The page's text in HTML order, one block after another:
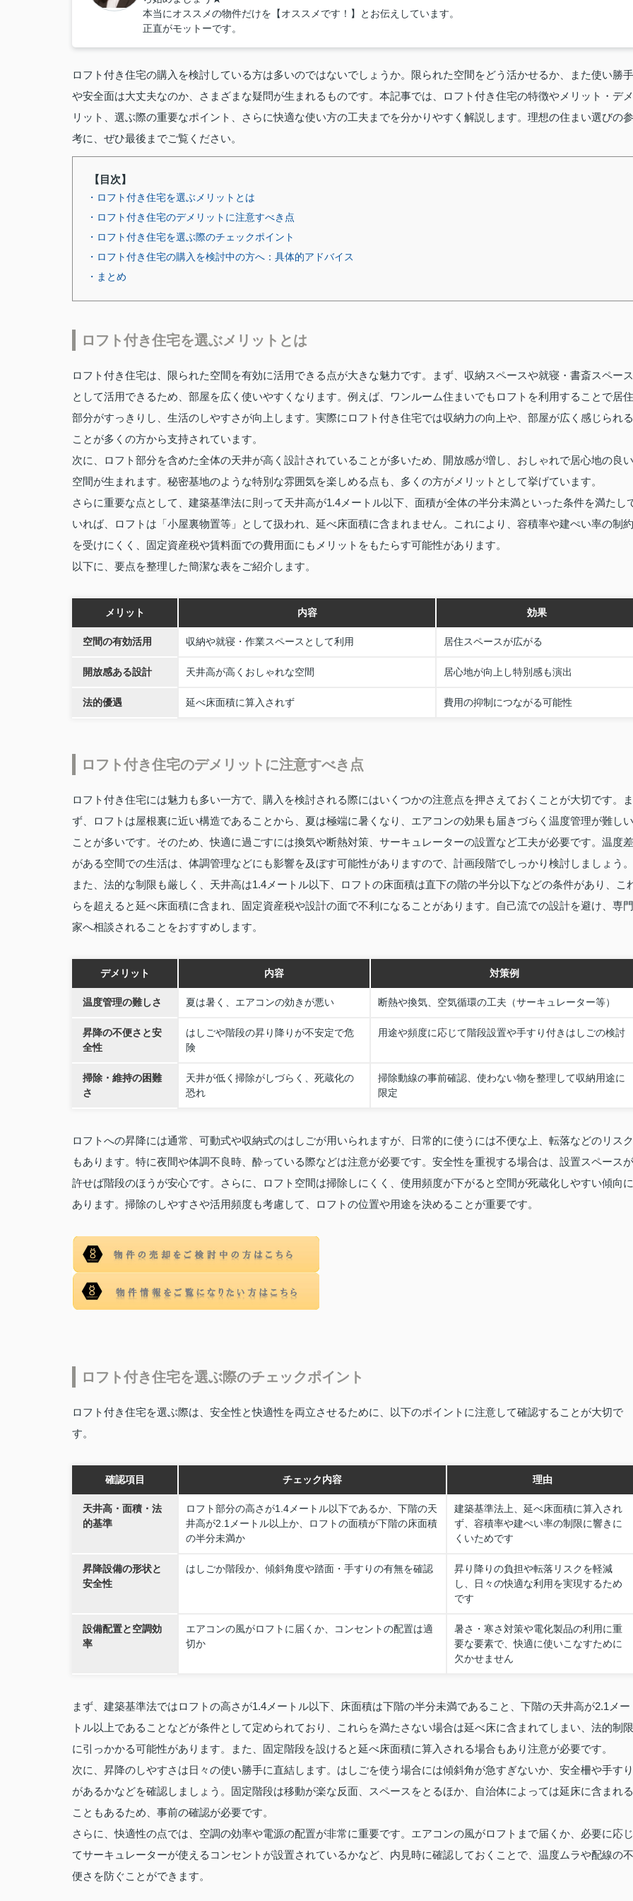
本当にオススメの物件だけを【オススメです！】とお伝えしています。
正直がモットーです。
ロフト付き住宅の購入を検討している方は多いのではないでしょうか。限られた空間をどう活かせるか、また使い勝手
や安全面は大丈夫なのか、さまざまな疑問が生まれるものです。本記事では、ロフト付き住宅の特徴やメリット・デメ
リット、選ぶ際の重要なポイント、さらに快適な使い方の工夫までを分かりやすく解説します。理想の住まい選びの参
考に、ぜひ最後までご覧ください。
【目次】
・ロフト付き住宅を選ぶメリットとは
・ロフト付き住宅のデメリットに注意すべき点
・ロフト付き住宅を選ぶ際のチェックポイント
・ロフト付き住宅の購入を検討中の方へ：具体的アドバイス
・まとめ
ロフト付き住宅を選ぶメリットとは
ロフト付き住宅は、限られた空間を有効に活用できる点が大きな魅力です。まず、収納スペースや就寝・書斎スペース
として活用できるため、部屋を広く使いやすくなります。例えば、ワンルーム住まいでもロフトを利用することで居住
部分がすっきりし、生活のしやすさが向上します。実際にロフト付き住宅では収納力の向上や、部屋が広く感じられる
ことが多くの方から支持されています。
次に、ロフト部分を含めた全体の天井が高く設計されていることが多いため、開放感が増し、おしゃれで居心地の良い
空間が生まれます。秘密基地のような特別な雰囲気を楽しめる点も、多くの方がメリットとして挙げています。
さらに重要な点として、建築基準法に則って天井高が1.4メートル以下、面積が全体の半分未満といった条件を満たし
いれば、ロフトは「小屋裏物置等」として扱われ、延べ床面積に含まれません。これにより、容積率や建ぺい率の制約
を受けにくく、固定資産税や賃料面での費用面にもメリットをもたらす可能性があります。
以下に、要点を整理した簡潔な表をご紹介します。
メリット 内容 効果
空間の有効活用 収納や就寝・作業スペースとして利用 居住スペースが広がる
開放感ある設計 天井高が高くおしゃれな空間 居心地が向上し特別感も演出
法的優遇 延べ床面積に算入されず 費用の抑制につながる可能性
ロフト付き住宅のデメリットに注意すべき点
ロフト付き住宅には魅力も多い一方で、購入を検討される際にはいくつかの注意点を押さえておくことが大切です。ま
ず、ロフトは屋根裏に近い構造であることから、夏は極端に暑くなり、エアコンの効果も届きづらく温度管理が難しい
ことが多いです。そのため、快適に過ごすには換気や断熱対策、サーキュレーターの設置など工夫が必要です。温度差
がある空間での生活は、体調管理などにも影響を及ぼす可能性がありますので、計画段階でしっかり検討しましょう。
また、法的な制限も厳しく、天井高は1.4メートル以下、ロフトの床面積は直下の階の半分以下などの条件があり、こ
らを超えると延べ床面積に含まれ、固定資産税や設計の面で不利になることがあります。自己流での設計を避け、専門
家へ相談されることをおすすめします。
デメリット 内容 対策例
温度管理の難しさ 夏は暑く、エアコンの効きが悪い 断熱や換気、空気循環の工夫（サーキュレーター等）
昇降の不便さと安
全性
はしごや階段の昇り降りが不安定で危
険
用途や頻度に応じて階段設置や手すり付きはしごの検討
掃除・維持の困難
さ
天井が低く掃除がしづらく、死蔵化の
恐れ
掃除動線の事前確認、使わない物を整理して収納用途に
限定
ロフトへの昇降には通常、可動式や収納式のはしごが用いられますが、日常的に使うには不便な上、転落などのリスク
もあります。特に夜間や体調不良時、酔っている際などは注意が必要です。安全性を重視する場合は、設置スペースが
許せば階段のほうが安心です。さらに、ロフト空間は掃除しにくく、使用頻度が下がると空間が死蔵化しやすい傾向に
あります。掃除のしやすさや活用頻度も考慮して、ロフトの位置や用途を決めることが重要です。
ロフト付き住宅を選ぶ際のチェックポイント
ロフト付き住宅を選ぶ際は、安全性と快適性を両立させるために、以下のポイントに注意して確認することが大切で
す。
確認項目 チェック内容 理由
天井高・面積・法
的基準
ロフト部分の高さが1.4メートル以下であるか、下階の天
井高が2.1メートル以上か、ロフトの面積が下階の床面積
の半分未満か
建築基準法上、延べ床面積に算入され
ず、容積率や建ぺい率の制限に響きに
くいためです
昇降設備の形状と
安全性
はしごか階段か、傾斜角度や踏面・手すりの有無を確認
昇り降りの負担や転落リスクを軽減
し、日々の快適な利用を実現するため
です
設備配置と空調効
率
エアコンの風がロフトに届くか、コンセントの配置は適
切か
暑さ・寒さ対策や電化製品の利用に重
要な要素で、快適に使いこなすために
欠かせません
まず、建築基準法ではロフトの高さが1.4メートル以下、床面積は下階の半分未満であること、下階の天井高が2.1メー
トル以上であることなどが条件として定められており、これらを満たさない場合は延べ床に含まれてしまい、法的制限
に引っかかる可能性があります。また、固定階段を設けると延べ床面積に算入される場合もあり注意が必要です。
次に、昇降のしやすさは日々の使い勝手に直結します。はしごを使う場合には傾斜角が急すぎないか、安全柵や手すり
があるかなどを確認しましょう。固定階段は移動が楽な反面、スペースをとるほか、自治体によっては延床に含まれる
こともあるため、事前の確認が必要です。
さらに、快適性の点では、空調の効率や電源の配置が非常に重要です。エアコンの風がロフトまで届くか、必要に応じ
てサーキュレーターが使えるコンセントが設置されているかなど、内見時に確認しておくことで、温度ムラや配線の不
便さを防ぐことができます。